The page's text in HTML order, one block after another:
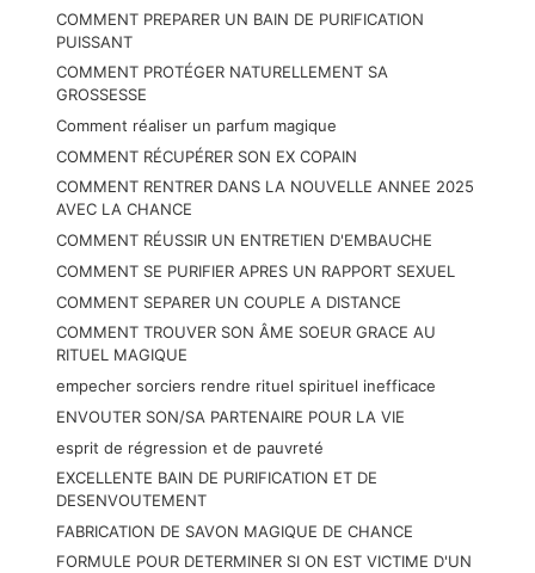
COMMENT PREPARER UN BAIN DE PURIFICATION
PUISSANT
COMMENT PROTÉGER NATURELLEMENT SA
GROSSESSE
Comment réaliser un parfum magique
COMMENT RÉCUPÉRER SON EX COPAIN
COMMENT RENTRER DANS LA NOUVELLE ANNEE 2025
AVEC LA CHANCE
COMMENT RÉUSSIR UN ENTRETIEN D'EMBAUCHE
COMMENT SE PURIFIER APRES UN RAPPORT SEXUEL
COMMENT SEPARER UN COUPLE A DISTANCE
COMMENT TROUVER SON ÂME SOEUR GRACE AU
RITUEL MAGIQUE
empecher sorciers rendre rituel spirituel inefficace
ENVOUTER SON/SA PARTENAIRE POUR LA VIE
esprit de régression et de pauvreté
EXCELLENTE BAIN DE PURIFICATION ET DE
DESENVOUTEMENT
FABRICATION DE SAVON MAGIQUE DE CHANCE
FORMULE POUR DETERMINER SI ON EST VICTIME D'UN